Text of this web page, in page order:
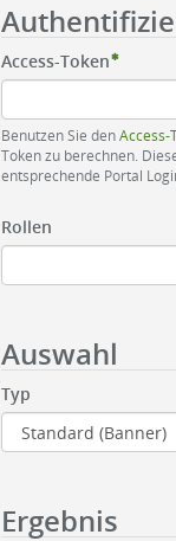
Access-Token
Benutzen Sie denAccess-
Token zu berechnen.
entsprechende Portal
Rollen
Auswahl
Typ
Ergebnis